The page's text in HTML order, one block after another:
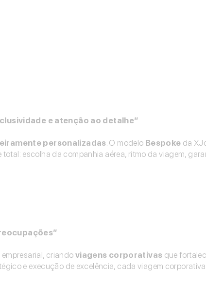
e atenção ao detalhe”
personalizadas. O modelo Bespoke da
escolha da companhia aérea, ritmo da viagem,
criando viagens corporativas que
e execução de excelência, cada viagem